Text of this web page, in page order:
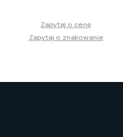
Zapytaj o cenę
Zapytaj o znakowanie